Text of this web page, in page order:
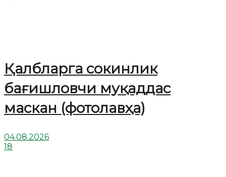
Қалбларга сокинлик
бағишловчи муқаддас
маскан (фотолавҳа)
04.08.2026
18